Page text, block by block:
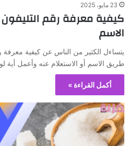
23 مايو، 2025
كيفية معرفة رقم
الاسم
يتساءل الكثير من الناس عن كيفية معرفة
طريق الاسم أو الاستعلام عنه وأعمل أية
أكمل القراءة »